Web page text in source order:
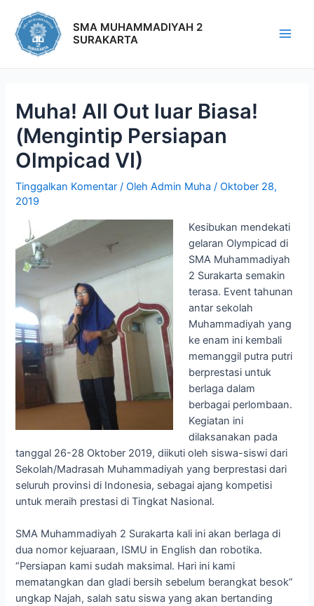
SMA MUHAMMADIYAH 2
SURAKARTA
Muha! All Out luar Biasa!
(Mengintip Persiapan
Olmpicad VI)
Tinggalkan Komentar / OlehAdmin Muha /Oktober 28,
2019
Kesibukan mendekati
gelaran Olympicad di
SMA Muhammadiyah
2 Surakarta semakin
terasa. Event tahunan
antar sekolah
Muhammadiyah yang
ke enam ini kembali
memanggil putra putri
berprestasi untuk
berlaga dalam
berbagai perlombaan.
Kegiatan ini
dilaksanakan pada
tanggal 26-28 Oktober 2019, diikuti oleh siswa-siswi dari
Sekolah/Madrasah Muhammadiyah yang berprestasi dari
seluruh provinsi di Indonesia, sebagai ajang kompetisi
untuk meraih prestasi di Tingkat Nasional.
SMA Muhammadiyah 2 Surakarta kali ini akan berlaga di
dua nomor kejuaraan, ISMU in English dan robotika.
“Persiapan kami sudah maksimal. Hari ini kami
mematangkan dan gladi bersih sebelum berangkat besok”
ungkap Najah, salah satu siswa yang akan bertanding